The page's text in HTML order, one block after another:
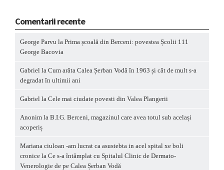
Comentarii recente
George Parvu la Prima școală din Berceni: povestea Școlii 111
George Bacovia
Gabriel la Cum arăta Calea Șerban Vodă în 1963 și cât de mult s-a
degradat în ultimii ani
Gabriel la Cele mai ciudate povesti din Valea Plangerii
Anonim la B.I.G. Berceni, magazinul care avea totul sub același
acoperiș
Mariana ciuloan -am lucrat ca asustebta in acel spital xe boli
cronice la Ce s-a întâmplat cu Spitalul Clinic de Dermato-
Venerologie de pe Calea Șerban Vodă